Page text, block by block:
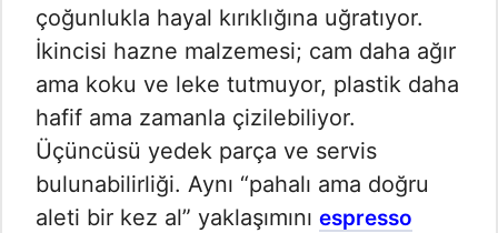
çoğunlukla hayal kırıklığına uğratıyor.
İkincisi hazne malzemesi; cam daha ağır
ama koku ve leke tutmuyor, plastik daha
hafif ama zamanla çizilebiliyor.
Üçüncüsü yedek parça ve servis
bulunabilirliği. Aynı “pahalı ama doğru
aleti bir kez al” yaklaşımını espresso